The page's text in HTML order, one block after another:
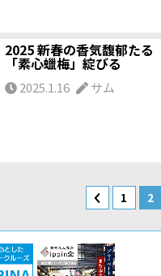
2025 新春の香気馥郁たる
「素心蠟梅」綻びる
2025.1.16 サム
1 2